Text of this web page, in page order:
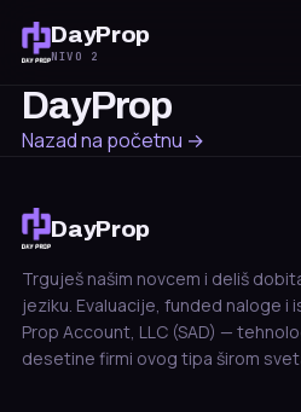
DayProp
NIVO 2
DayProp
Nazad na početnu →
DayProp
Trguješ našim novcem i deliš
jeziku. Evaluacije, funded naloge
Prop Account, LLC (SAD) —
desetine firmi ovog tipa širom